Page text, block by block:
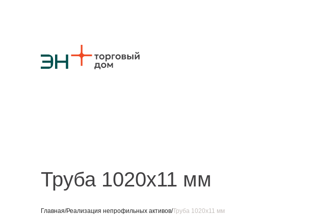
Труба 1020х11 мм
Главная/Реализация непрофильных активов/Труба 1020х11 мм